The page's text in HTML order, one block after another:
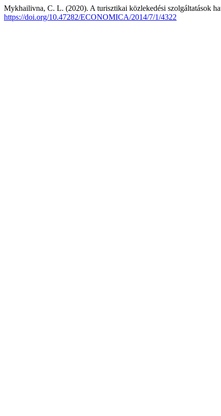
Mykhailivna, C. L. (2020). A turisztikai közlekedési szolgáltatások
https://doi.org/10.47282/ECONOMICA/2014/7/1/4322